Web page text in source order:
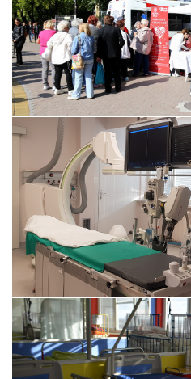
Прегледај галерију
Прегледај галерију